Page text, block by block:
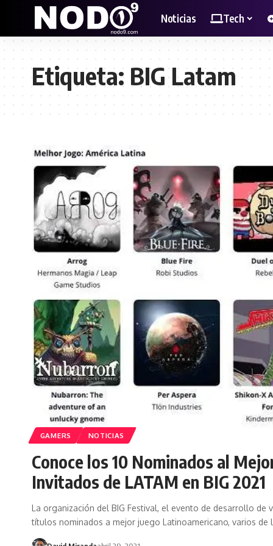
Noticias Tech
Etiqueta: BIG Latam
GAMERS NOTICIAS
Conoce los 10 Nominados al
Invitados de LATAM en BIG 2021
La organización del BIG Festival, el evento de desarrollo de
títulos nominados a mejor juego Latinoamericano, varios